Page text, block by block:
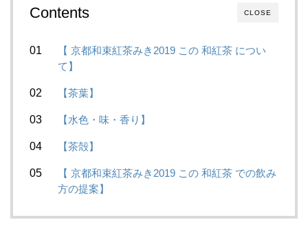
CLOSE
Contents
【 京都和束紅茶みき2019 この 和紅茶 につい
て】
【茶葉】
【水色・味・香り】
【茶殻】
【 京都和束紅茶みき2019 この 和紅茶 での飲み
方の提案】